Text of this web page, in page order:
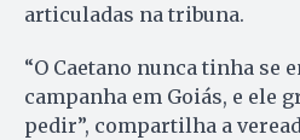
articuladas na tribuna.
“O Caetano nunca tinha se
campanha em Goiás, e ele
pedir”, compartilha a